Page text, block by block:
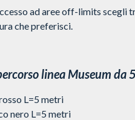
ad aree off-limits scegli
che preferisci.
linea Museum da
L=5 metri
nero L=5 metri